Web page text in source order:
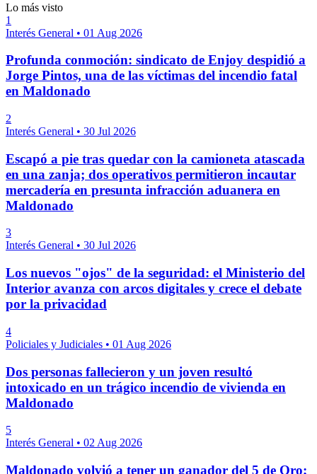
Lo más visto
1
Interés General • 01 Aug 2026
Profunda conmoción: sindicato de Enjoy despidió a
Jorge Pintos, una de las víctimas del incendio fatal
en Maldonado
2
Interés General • 30 Jul 2026
Escapó a pie tras quedar con la camioneta atascada
en una zanja; dos operativos permitieron incautar
mercadería en presunta infracción aduanera en
Maldonado
3
Interés General • 30 Jul 2026
Los nuevos "ojos" de la seguridad: el Ministerio del
Interior avanza con arcos digitales y crece el debate
por la privacidad
4
Policiales y Judiciales • 01 Aug 2026
Dos personas fallecieron y un joven resultó
intoxicado en un trágico incendio de vivienda en
Maldonado
5
Interés General • 02 Aug 2026
Maldonado volvió a tener un ganador del 5 de Oro;